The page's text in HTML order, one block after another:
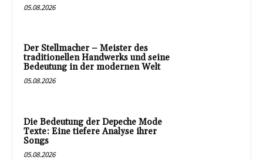
05.08.2026
Der Stellmacher – Meister des
traditionellen Handwerks und seine
Bedeutung in der modernen Welt
05.08.2026
Die Bedeutung der Depeche Mode
Texte: Eine tiefere Analyse ihrer
Songs
05.08.2026